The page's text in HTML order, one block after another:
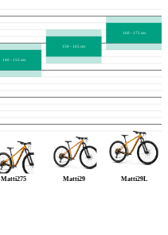
Matti275 Matti29 Matti29L
140 - 155 cm
150 - 165 cm
160 - 175 cm